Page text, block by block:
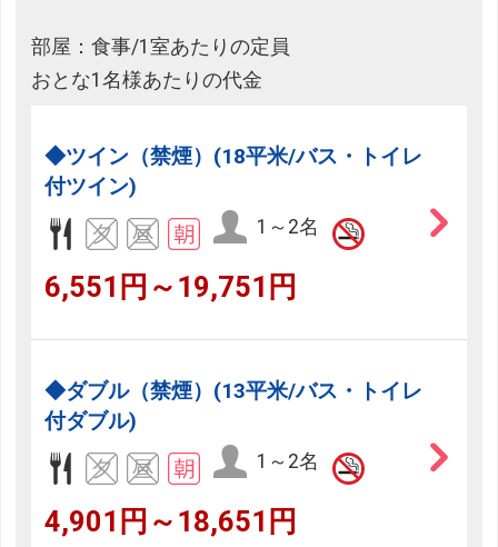
部屋：食事/1室あたりの定員
おとな1名様あたりの代金
◆ツイン（禁煙）(18平米/バス・トイレ
付ツイン)
1～2名
6,551円～19,751円
◆ダブル（禁煙）(13平米/バス・トイレ
付ダブル)
1～2名
4,901円～18,651円